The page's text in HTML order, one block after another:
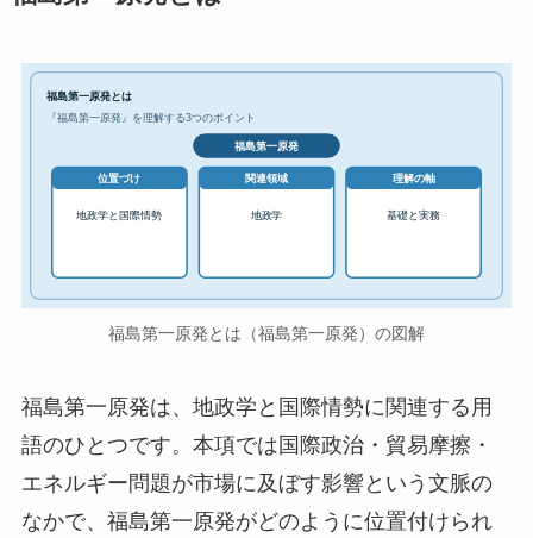
福島第一原発とは
『福島第一原発』を理解する3つのポイント
福島第一原発
位置づけ
地政学と国際情勢
関連領域
地政学
理解の軸
基礎と実務
福島第一原発とは（福島第一原発）の図解
福島第一原発は、地政学と国際情勢に関連する用
語のひとつです。本項では国際政治・貿易摩擦・
エネルギー問題が市場に及ぼす影響という文脈の
なかで、福島第一原発がどのように位置付けられ